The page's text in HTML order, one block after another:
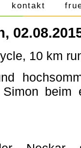
kontakt
10 km
beim